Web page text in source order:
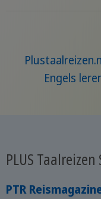
Engels
PLUS Taalreizen
PTR